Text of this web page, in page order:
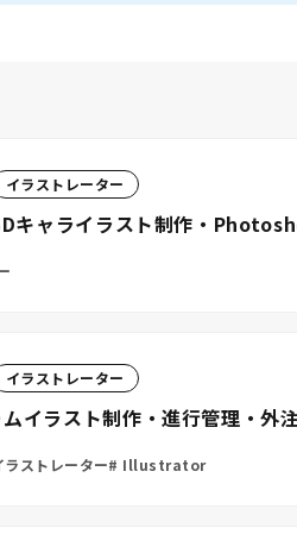
イラストレーター
キャライラスト制作・
イラストレーター
イラスト制作・進行管理・外
ラストレーター Illustrator